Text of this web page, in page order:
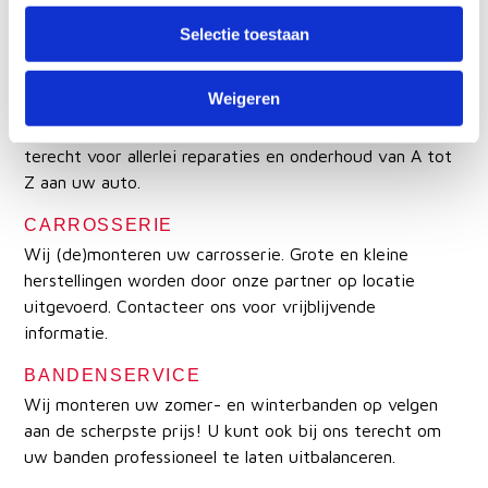
Selectie toestaan
Weigeren
(R1234YF) als met oudere wagens (R134A) bij ons
REPARATIES EN ONDERHOUD VAN A TOT Z
JCS CARS ontvangt alle merken met open armen maar
is gespecialiseerd in Duitse wagens. U kunt bij ons
terecht voor allerlei reparaties en onderhoud van A tot
Z aan uw auto.
CARROSSERIE
Wij (de)monteren uw carrosserie. Grote en kleine
herstellingen worden door onze partner op locatie
uitgevoerd. Contacteer ons voor vrijblijvende
informatie.
BANDENSERVICE
Wij monteren uw zomer- en winterbanden op velgen
aan de scherpste prijs! U kunt ook bij ons terecht om
uw banden professioneel te laten uitbalanceren.